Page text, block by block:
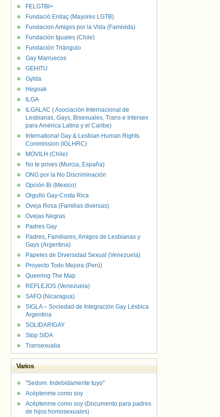
FELGTBI+
Fundació Enllaç (Mayores LGTB)
Fundacion Amigos por la Vida (Famivida)
Fundación Iguales (Chile)
Fundación Triángulo
Gay Marruecos
GEHITU
Gylda
Hegoak
ILGA
ILGALAC ( Asociación Internacional de
Lesbianas, Gays, Bisexuales, Trans e Intersex
para América Latina y el Caribe)
International Gay & Lesbian Human Rights
Commission (IGLHRC)
MOVILH (Chile)
No te prives (Murcia, España)
ONG por la No Discriminación
Opción Bi (Mexico)
Orgullo Gay-Costa Rica
Oveja Rosa (Familias diversas)
Ovejas Negras
Padres Gay
Padres, Familiares, Amigos de Lesbianas y
Gays (Argentina)
Papeles de Diversidad Sexual (Venezuela)
Proyecto Todo Mejora (Perú)
Queering The Map
REFLEJOS (Venezuela)
SAFO (Nicaragua)
SIGLA – Sociedad de Integración Gay Lésbica
Argentina
SOLIDARIGAY
Stop SIDA
Transexualia
Varios
"Sedom. Indebidamente tuyo"
Acéptenme como soy
Acéptenme como soy (Documento para padres
de hijos homosexuales)